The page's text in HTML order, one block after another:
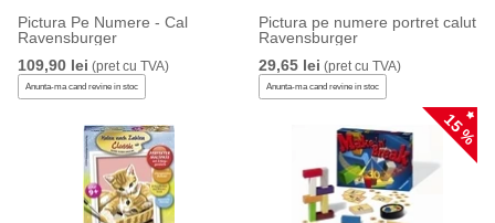
Pictura Pe Numere - Cal
Ravensburger
109,90 lei (pret cu TVA)
Anunta-ma cand revine in stoc
Pictura pe numere portret calut
Ravensburger
29,65 lei (pret cu TVA)
Anunta-ma cand revine in stoc
15 %